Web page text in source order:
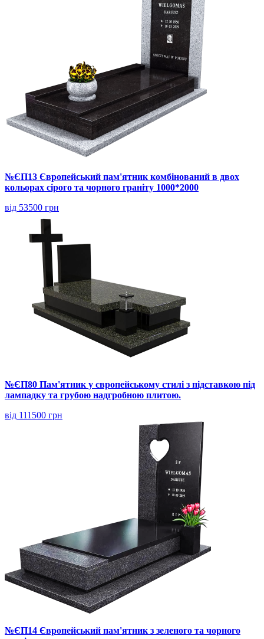
№ЄП13 Європейський пам'ятник комбінований в двох
кольорах сірого та чорного граніту 1000*2000
від 53500 грн
№ЄП80 Пам'ятник у європейському стилі з підставкою під
лампадку та грубою надгробною плитою.
від 111500 грн
№ЄП14 Європейський пам'ятник з зеленого та чорного